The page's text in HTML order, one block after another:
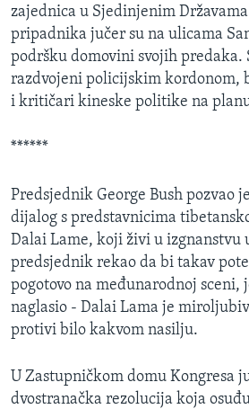
Jezici
zajednica u Sjedinjenim
pripadnika jučer su na ulicama
podršku domovini svojih predaka.
razdvojeni policijskim kordonom,
i kritičari kineske politike na
******
Predsjednik George Bush pozvao
dijalog s predstavnicima
Dalai Lame, koji živi u
predsjednik rekao da bi takav
pogotovo na međunarodnoj sceni,
naglasio - Dalai Lama je
protivi bilo kakvom nasilju.
U Zastupničkom domu Kongresa
dvostranačka rezolucija koja